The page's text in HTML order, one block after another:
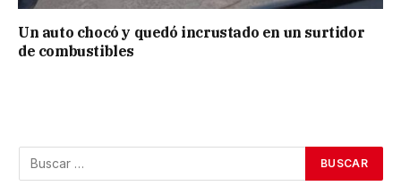
Un auto chocó y quedó incrustado en un surtidor
de combustibles